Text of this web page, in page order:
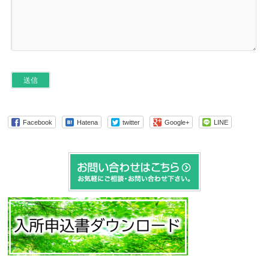
Facebook Hatena twitter Google+ LINE